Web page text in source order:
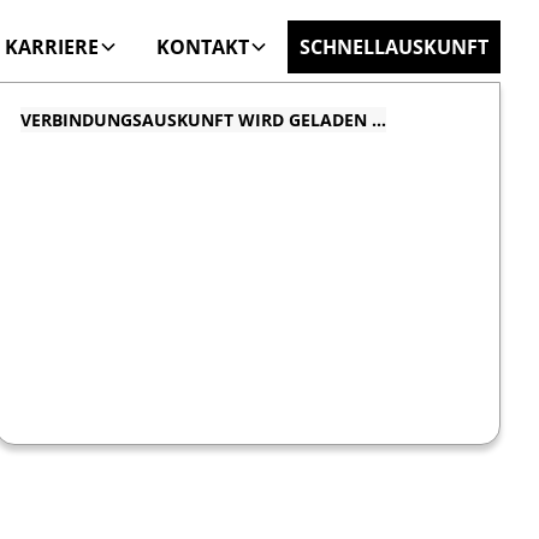
KARRIERE KONTAKT SCHNELLAUSKUNFT
VERBINDUNGSAUSKUNFT WIRD GELADEN …